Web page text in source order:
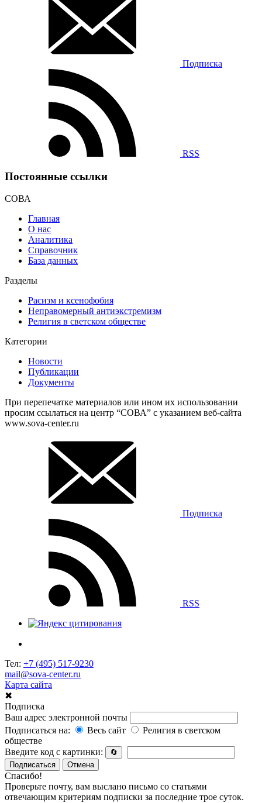
Подписка
RSS
Постоянные ссылки
СОВА
Главная
О нас
Аналитика
Справочник
База данных
Разделы
Расизм и ксенофобия
Неправомерный антиэкстремизм
Религия в светском обществе
Категории
Новости
Публикации
Документы
При перепечатке материалов или ином их использовании
просим ссылаться на центр “СОВА” с указанием веб-сайта
www.sova-center.ru
Подписка
RSS
Тел: +7 (495) 517-9230
mail@sova-center.ru
Карта сайта
✖
Подписка
Ваш адрес электронной почты
Подписаться на:
Весь сайт
Религия в светском
обществе
Введите код с картинки:
🔄
Подписаться
Отмена
Спасибо!
Проверьте почту, вам выслано письмо со статьями
отвечающим критериям подписки за последние трое суток.